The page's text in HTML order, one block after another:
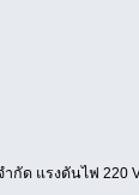
แรงดันไฟ 220